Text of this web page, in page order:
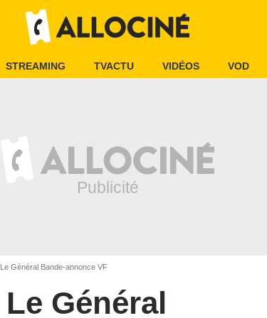
STREAMING TVACTU VIDÉOS VOD
Le Général Bande-annonce VF
Le Général